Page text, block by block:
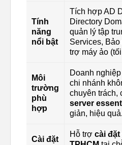
Tính
năng
nổi bật
Tích hợp AD
Directory
quản lý tập
Services,
trợ máy ảo
Môi
trường
phù
hợp
Doanh
chi nhánh
chuyên trách,
server
giản, hiệu quả.
Cài đặt
Hỗ trợ cài đặt